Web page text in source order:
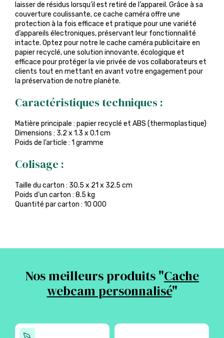
laisser de résidus lorsqu’il est retiré de l’appareil. Grâce à sa
couverture coulissante, ce cache caméra offre une
protection à la fois efficace et pratique pour une variété
d’appareils électroniques, préservant leur fonctionnalité
intacte. Optez pour notre le cache caméra publicitaire en
papier recyclé, une solution innovante, écologique et
efficace pour protéger la vie privée de vos collaborateurs et
clients tout en mettant en avant votre engagement pour
la préservation de notre planète.
Caractéristiques techniques :
Matière principale : papier recyclé et ABS (thermoplastique)
Dimensions : 3.2 x 1.3 x 0.1 cm
Poids de l’article : 1 gramme
Colisage :
Taille du carton : 30.5 x 21 x 32.5 cm
Poids d’un carton : 8.5 kg
Quantité par carton : 10 000
Nos meilleurs produits "Cache
webcam personnalisé"